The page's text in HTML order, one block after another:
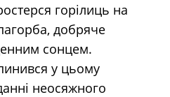
горілиць на
добряче
сонцем.
у цьому
неосяжного